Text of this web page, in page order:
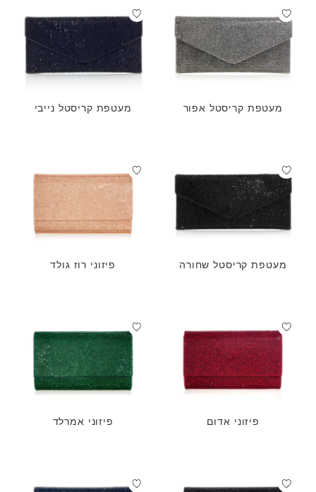
מעטפת קריסטל אפור מעטפת קריסטל נייבי
מעטפת קריסטל שחורה פיזוני רוז גולד
פיזוני אדום פיזוני אמרלד